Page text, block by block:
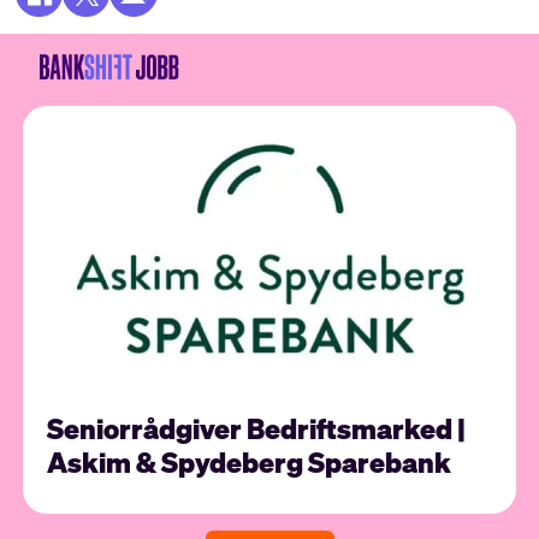
Seniorrådgiver Bedriftsmarked |
Askim & Spydeberg Sparebank